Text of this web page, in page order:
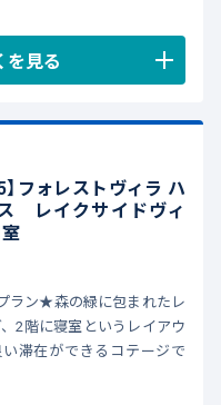
を見る
】フォレストヴィラ ハ
レイクサイドヴィ
ラン★森の緑に包まれたレ
2階に寝室というレイアウ
滞在ができるコテージで